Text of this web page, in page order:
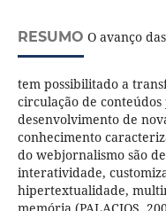
RESUMO O avanço
tem possibilitado a
circulação de
desenvolvimento de
conhecimento
do webjornalismo são
interatividade,
hipertextualidade,